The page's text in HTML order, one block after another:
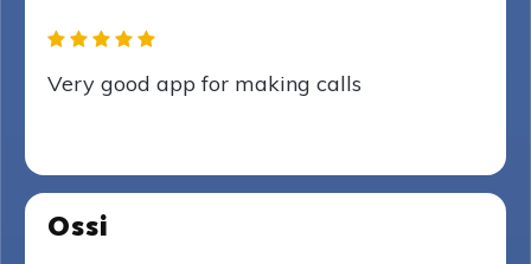
Very good app for making calls
Ossi